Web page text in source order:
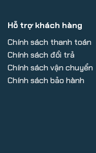
Hỗ trợ khách hàng
Chính sách thanh toán
Chính sách đổi trả
Chính sách vận chuyển
Chính sách bảo hành